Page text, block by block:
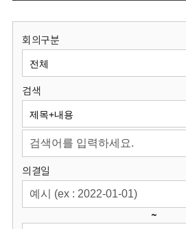
보
원
회
회의구분
검색
의결일
~